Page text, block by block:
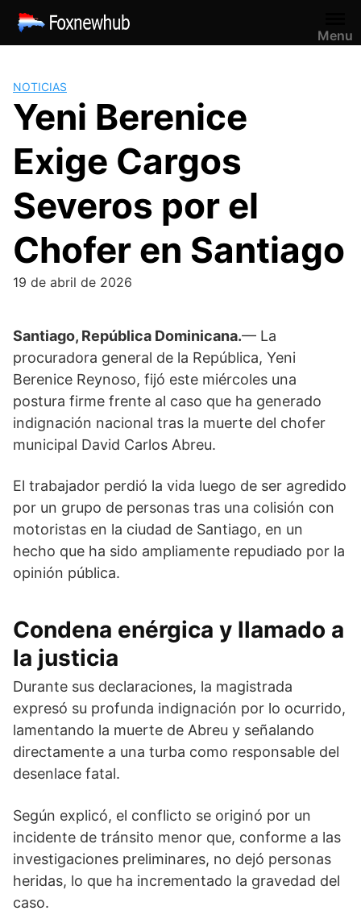
Saltar
contenido
Menu
NOTICIAS
Yeni Berenice
Exige Cargos
Severos por el
Chofer en Santiago
19 de abril de 2026
Santiago, República Dominicana.— La
procuradora general de la República, Yeni
Berenice Reynoso, fijó este miércoles una
postura firme frente al caso que ha generado
indignación nacional tras la muerte del chofer
municipal David Carlos Abreu.
El trabajador perdió la vida luego de ser agredido
por un grupo de personas tras una colisión con
motoristas en la ciudad de Santiago, en un
hecho que ha sido ampliamente repudiado por la
opinión pública.
Condena enérgica y llamado a
la justicia
Durante sus declaraciones, la magistrada
expresó su profunda indignación por lo ocurrido,
lamentando la muerte de Abreu y señalando
directamente a una turba como responsable del
desenlace fatal.
Según explicó, el conflicto se originó por un
incidente de tránsito menor que, conforme a las
investigaciones preliminares, no dejó personas
heridas, lo que ha incrementado la gravedad del
caso.